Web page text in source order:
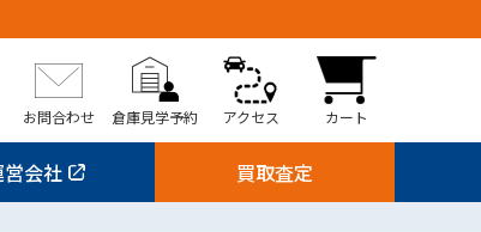
お問合わせ 倉庫見学予約 アクセス カート
会社 買取査定